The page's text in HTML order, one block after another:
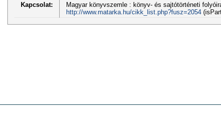
Kapcsolat:
Magyar könyvszemle : könyv- és sajtótörténeti
http://www.matarka.hu/cikk_list.php?fusz=2054